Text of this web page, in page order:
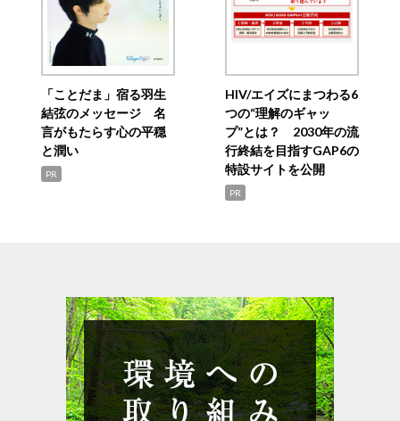
「ことだま」宿る羽生
結弦のメッセージ 名
言がもたらす心の平穏
と潤い
PR
HIV/エイズにまつわる6
つの“理解のギャッ
プ”とは？ 2030年の流
行終結を目指すGAP6の
特設サイトを公開
PR